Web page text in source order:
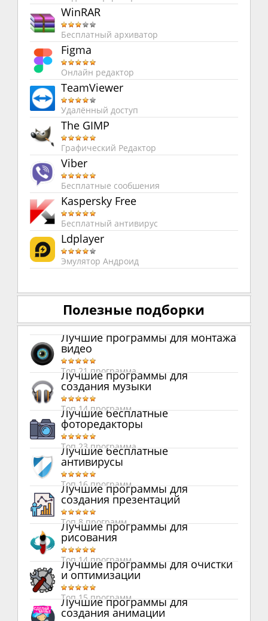
WinRAR
Бесплатный архиватор
Figma
Онлайн редактор
TeamViewer
Удалённый доступ
The GIMP
Графический Редактор
Viber
Бесплатные сообшения
Kaspersky Free
Бесплатный антивирус
Ldplayer
Эмулятор Андроид
Полезные подборки
Лучшие программы для монтажа
видео
Топ 21 программа
Лучшие программы для
создания музыки
Топ 14 программ
Лучшие бесплатные
фоторедакторы
Топ 23 программа
Лучшие бесплатные
антивирусы
Топ 16 программ
Лучшие программы для
создания презентаций
Топ 8 программ
Лучшие программы для
рисования
Топ 14 программ
Лучшие программы для очистки
и оптимизации
Топ 15 программ
Лучшие программы для
создания анимации